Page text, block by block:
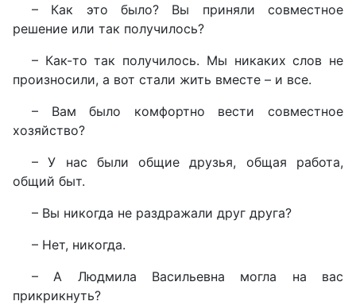
– Как это было? Вы приняли совместное
решение или так получилось?
– Как-то так получилось. Мы никаких слов не
произносили, а вот стали жить вместе – и все.
– Вам было комфортно вести совместное
хозяйство?
– У нас были общие друзья, общая работа,
общий быт.
– Вы никогда не раздражали друг друга?
– Нет, никогда.
– А Людмила Васильевна могла на вас
прикрикнуть?